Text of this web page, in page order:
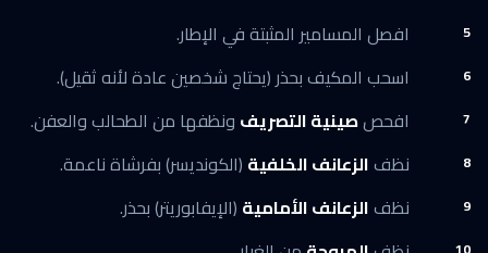
افصل المسامير المثبتة في الإطار.
اسحب المكيف بحذر (يحتاج شخصين عادة لأنه ثقيل).
افحصصينية التصريف ونظفها من الطحالب والعفن.
نظفالزعانف الخلفية (الكونديسر) بفرشاة ناعمة.
نظفالزعانف الأمامية (الإيفابوريتر) بحذر.